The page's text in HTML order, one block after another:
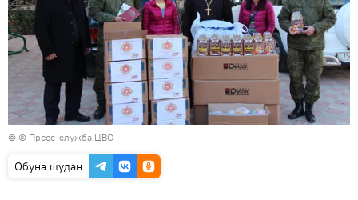
© © Пресс-служба ЦВО
Обуна шудан